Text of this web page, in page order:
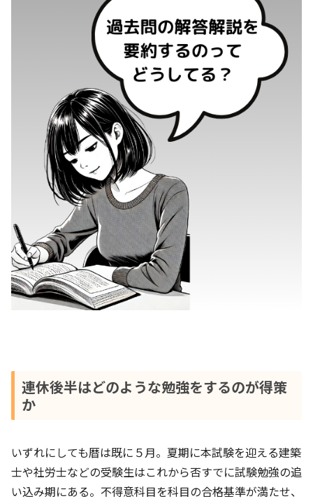
連休後半はどのような勉強をするのが得策
か
いずれにしても暦は既に５月。夏期に本試験を迎える建築
士や社労士などの受験生はこれから否すでに試験勉強の追
い込み期にある。不得意科目を科目の合格基準が満たせ、